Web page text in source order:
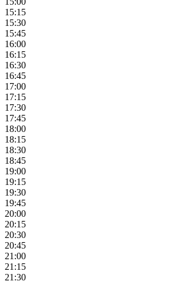
15:15
15:30
15:45
16:00
16:15
16:30
16:45
17:00
17:15
17:30
17:45
18:00
18:15
18:30
18:45
19:00
19:15
19:30
19:45
20:00
20:15
20:30
20:45
21:00
21:15
21:30